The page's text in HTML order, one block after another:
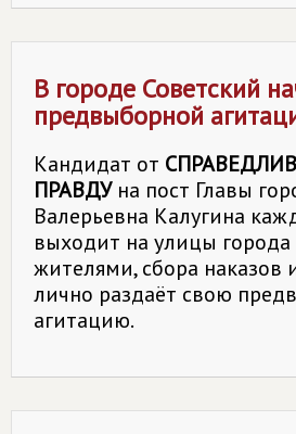
В городе Советский
предвыборной
Кандидат от
ПРАВДУ на пост Главы
Валерьевна Калугина
выходит на улицы
жителями, сбора наказов
лично раздаёт свою
агитацию.